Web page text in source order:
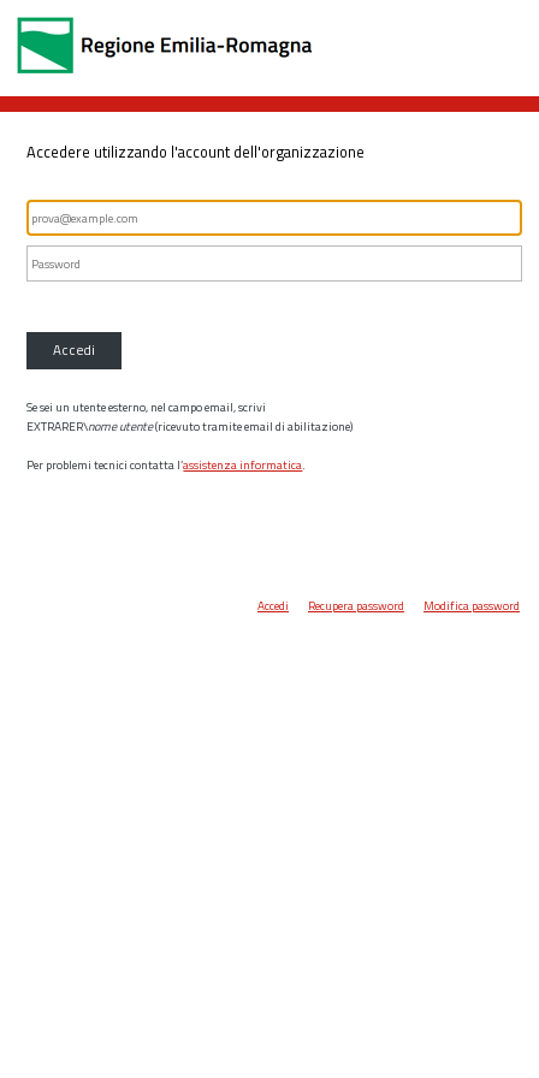
Accedere utilizzando l'account dell'organizzazione
Accedi
Se sei un utente esterno, nel campo email, scrivi
EXTRARER\nome utente(ricevuto tramite email di abilitazione)
Per problemi tecnici contatta l’assistenza informatica.
Accedi Recupera password Modifica password